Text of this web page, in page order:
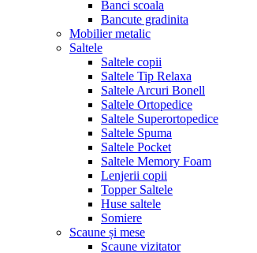
Banci scoala
Bancute gradinita
Mobilier metalic
Saltele
Saltele copii
Saltele Tip Relaxa
Saltele Arcuri Bonell
Saltele Ortopedice
Saltele Superortopedice
Saltele Spuma
Saltele Pocket
Saltele Memory Foam
Lenjerii copii
Topper Saltele
Huse saltele
Somiere
Scaune și mese
Scaune vizitator